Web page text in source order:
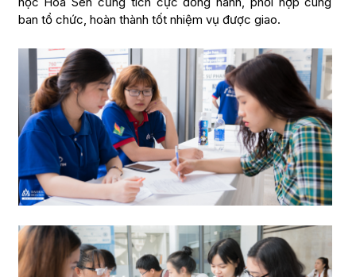
ban tổ chức, hoàn thành tốt nhiệm vụ được giao.